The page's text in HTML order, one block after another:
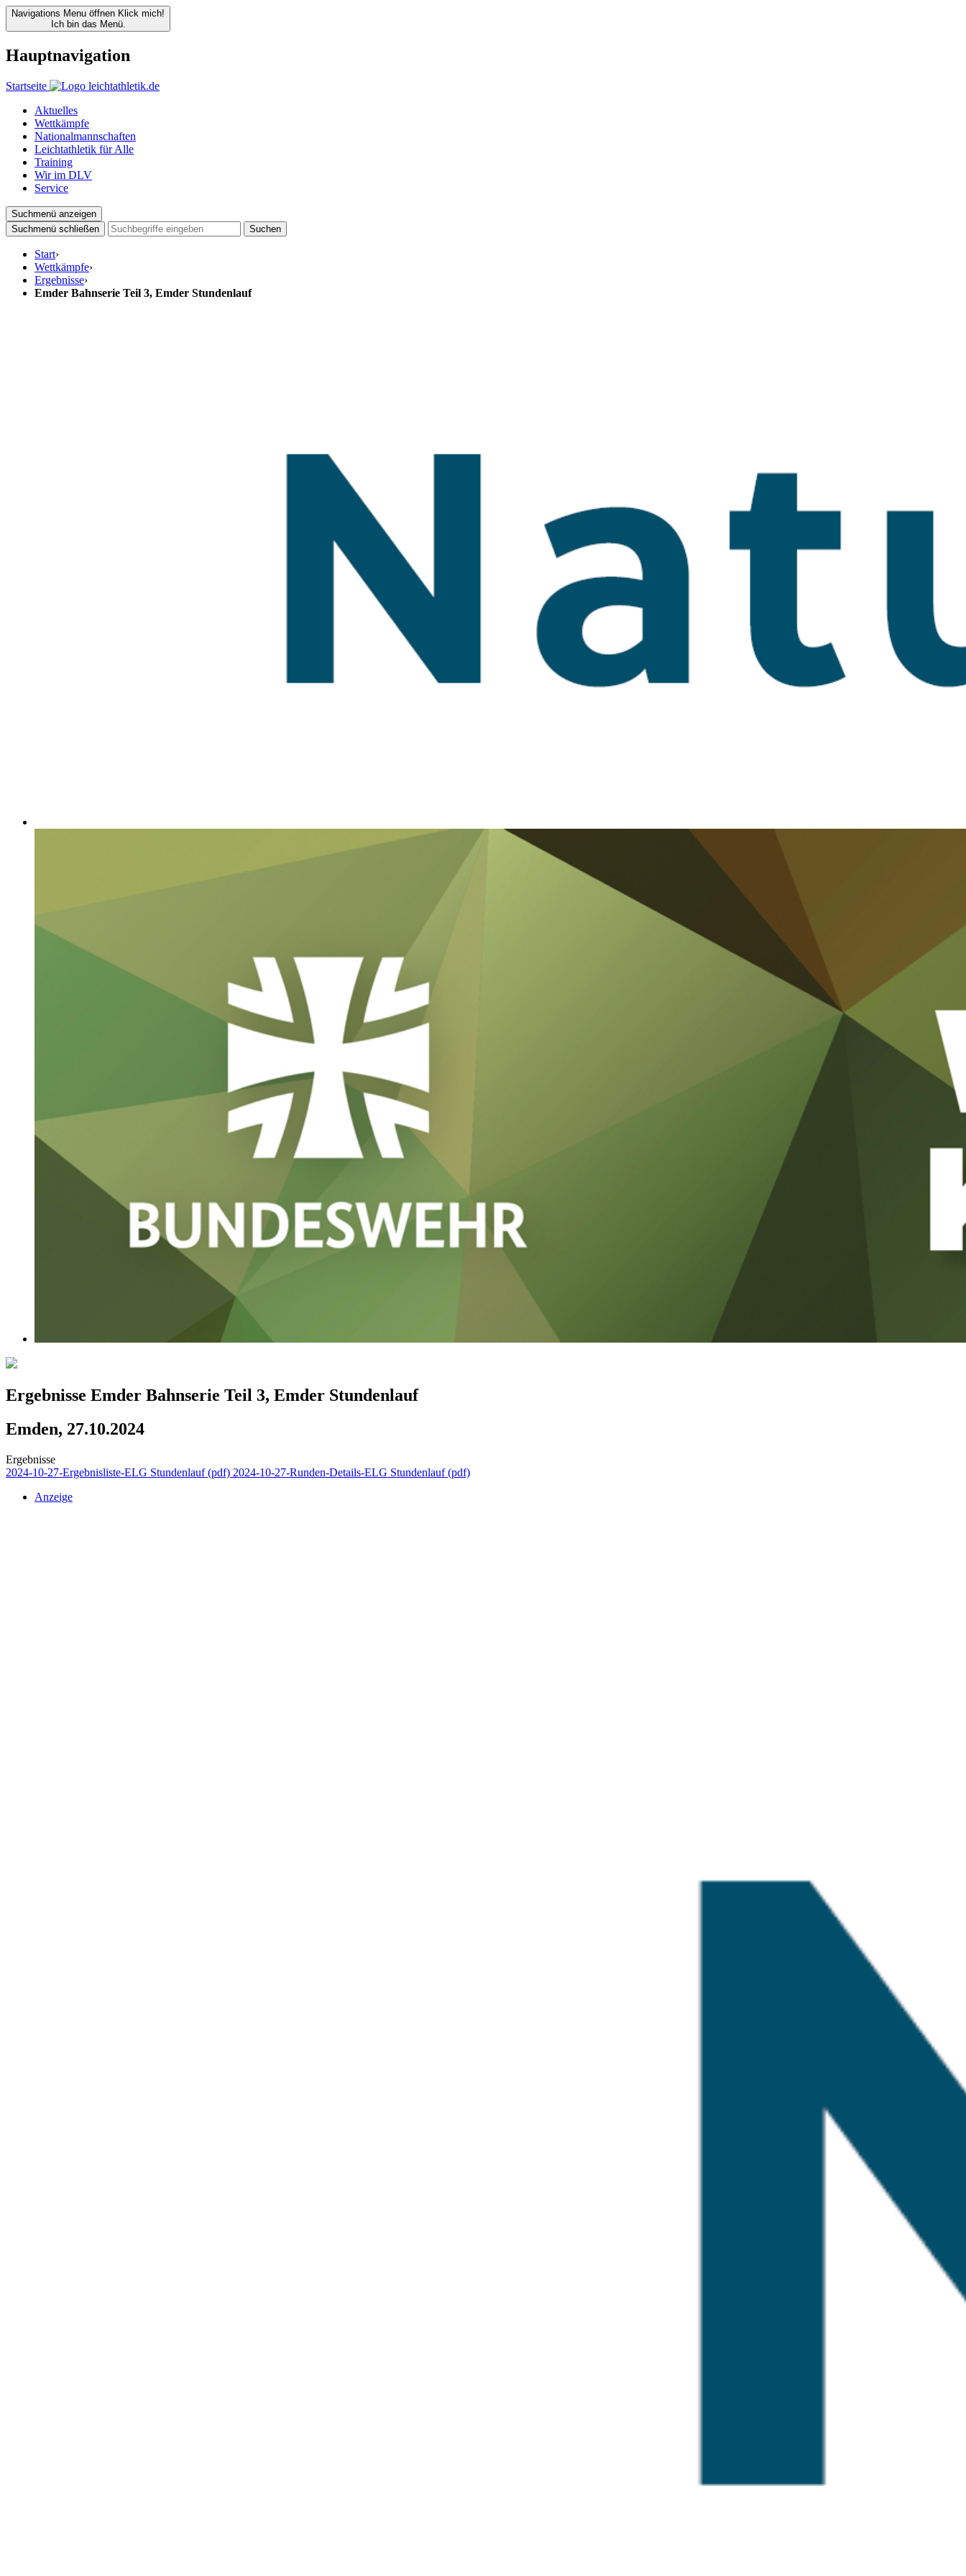
Navigations Menu öffnen Klick mich!
Ich bin das Menü.
Hauptnavigation
Startseite
Aktuelles
Wettkämpfe
Nationalmannschaften
Leichtathletik für Alle
Training
Wir im DLV
Service
Suchmenü anzeigen
Suchmenü schließen
Suchen
Start›
Wettkämpfe›
Ergebnisse›
Emder Bahnserie Teil 3, Emder Stundenlauf
Ergebnisse Emder Bahnserie Teil 3, Emder Stundenlauf
Emden, 27.10.2024
Ergebnisse
2024-10-27-Ergebnisliste-ELG Stundenlauf (pdf) 2024-10-27-Runden-Details-ELG Stundenlauf (pdf)
Anzeige